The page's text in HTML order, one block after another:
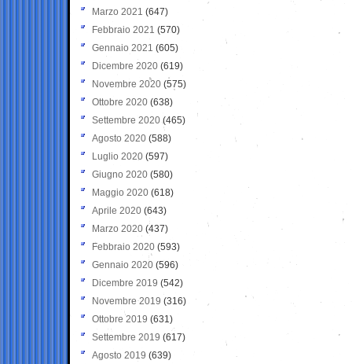
Marzo 2021 (647)
Febbraio 2021 (570)
Gennaio 2021 (605)
Dicembre 2020 (619)
Novembre 2020 (575)
Ottobre 2020 (638)
Settembre 2020(465)
Agosto 2020 (588)
Luglio 2020 (597)
Giugno 2020 (580)
Maggio 2020 (618)
Aprile 2020 (643)
Marzo 2020 (437)
Febbraio 2020 (593)
Gennaio 2020 (596)
Dicembre 2019 (542)
Novembre 2019 (316)
Ottobre 2019 (631)
Settembre 2019 (617)
Agosto 2019 (639)